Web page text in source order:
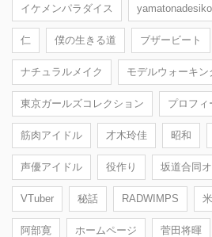
イケメンパラダイス yamatonadesiko
仁 僕の生きる道 ブザービート
ナチュラルメイク モデルウォーキン
東京ガールズコレクション プロフィ
筋肉アイドル 才木玲佳 昭和
声優アイドル 役作り 坂道合同
VTuber 秘話 RADWIMPS
阿部寛 ホームページ 菅田将暉